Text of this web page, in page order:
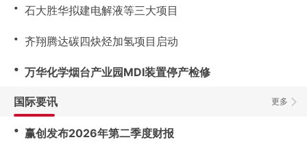
・ 石大胜华拟建电解液等三大项目
・ 齐翔腾达碳四炔烃加氢项目启动
・ 万华化学烟台产业园MDI装置停产检修
更多
国际要讯
・ 赢创发布2026年第二季度财报